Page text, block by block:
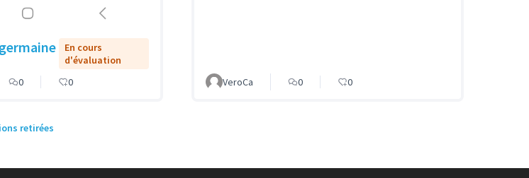
En cours
d'évaluation
0 0 VeroCa 0 0
retirées